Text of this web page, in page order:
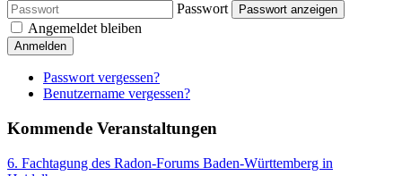
Passwort
Passwort anzeigen
Angemeldet bleiben
Anmelden
Passwort vergessen?
Benutzername vergessen?
Kommende Veranstaltungen
6. Fachtagung des Radon-Forums Baden-Württemberg in